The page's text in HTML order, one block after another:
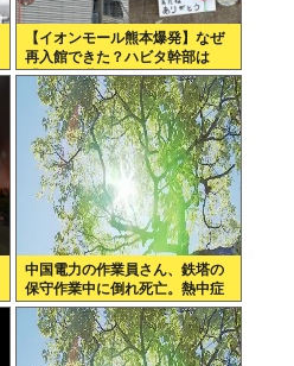
【イオンモール熊本爆発】なぜ
再入館できた？ハビタ幹部は
「モール職員は引き止めなかっ
た」イオン「運用を徹底できな
かった可能性」
中国電力の作業員さん、鉄塔の
保守作業中に倒れ死亡。熱中症
か